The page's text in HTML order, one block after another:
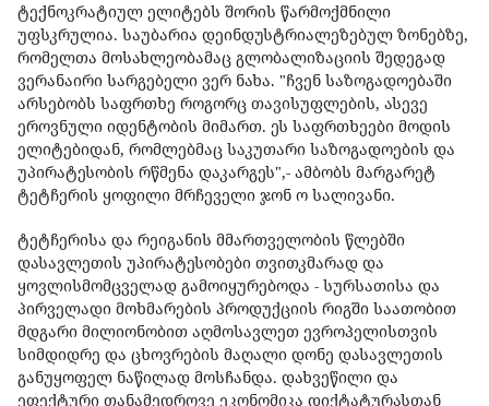
ტექნოკრატიულ ელიტებს შორის წარმოქმნილი
უფსკრულია. საუბარია დეინდუსტრიალეზებულ ზონებზე,
რომელთა მოსახლეობამაც გლობალიზაციის შედეგად
ვერანაირი სარგებელი ვერ ნახა. "ჩვენ საზოგადოებაში
არსებობს საფრთხე როგორც თავისუფლების, ასევე
ეროვნული იდენტობის მიმართ. ეს საფრთხეები მოდის
ელიტებიდან, რომლებმაც საკუთარი საზოგადოების და
უპირატესობის რწმენა დაკარგეს",- ამბობს მარგარეტ
ტეტჩერის ყოფილი მრჩეველი ჯონ ო სალივანი.
ტეტჩერისა და რეიგანის მმართველობის წლებში
დასავლეთის უპირატესობები თვითკმარად და
ყოვლისმომცველად გამოიყურებოდა - სურსათისა და
პირველადი მოხმარების პროდუქციის რიგში საათობით
მდგარი მილიონობით აღმოსავლეთ ევროპელისთვის
სიმდიდრე და ცხოვრების მაღალი დონე დასავლეთის
განუყოფელ ნაწილად მოსჩანდა. დახვეწილი და
ეფექტური თანამედროვე ეკონომიკა დიქტატურასთან